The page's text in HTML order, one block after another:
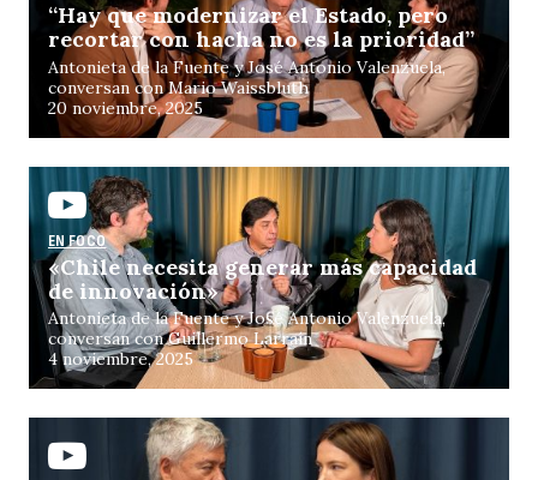
“Hay que modernizar el Estado, pero
recortar con hacha no es la prioridad”
Antonieta de la Fuente y José Antonio Valenzuela,
conversan con Mario Waissbluth
20 noviembre, 2025
EN FOCO
«Chile necesita generar más capacidad
de innovación»
Antonieta de la Fuente y José Antonio Valenzuela,
conversan con Guillermo Larraín
4 noviembre, 2025